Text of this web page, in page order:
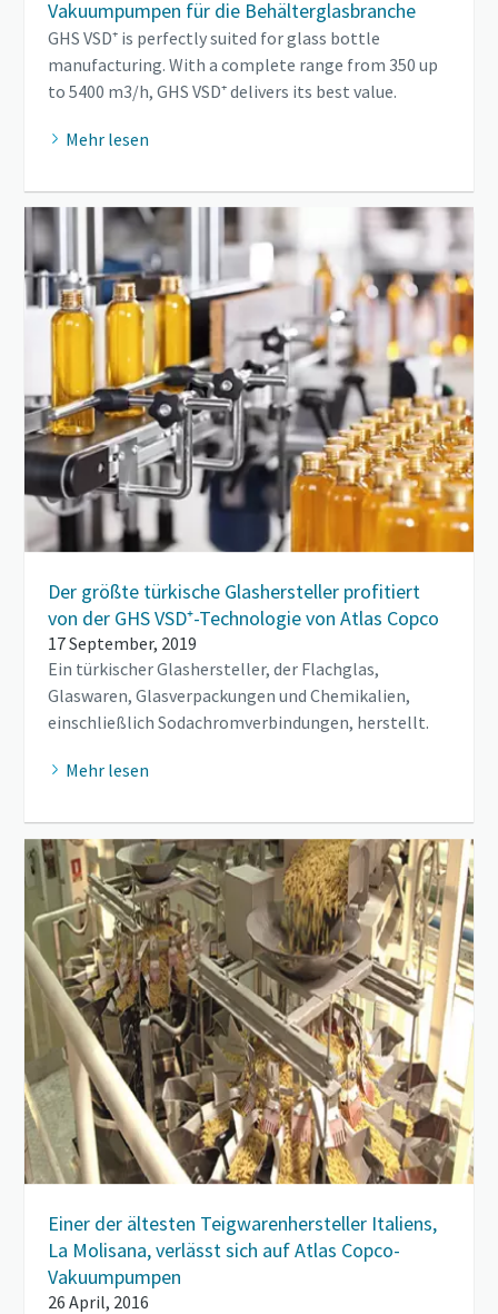
Vakuumpumpen für die Behälterglasbranche
GHS VSD⁺ is perfectly suited for glass bottle
manufacturing. With a complete range from 350 up
to 5400 m3/h, GHS VSD⁺ delivers its best value.
Mehr lesen
Der größte türkische Glashersteller profitiert
von der GHS VSD⁺-Technologie von Atlas Copco
17 September, 2019
Ein türkischer Glashersteller, der Flachglas,
Glaswaren, Glasverpackungen und Chemikalien,
einschließlich Sodachromverbindungen, herstellt.
Mehr lesen
Einer der ältesten Teigwarenhersteller Italiens,
La Molisana, verlässt sich auf Atlas Copco-
Vakuumpumpen
26 April, 2016